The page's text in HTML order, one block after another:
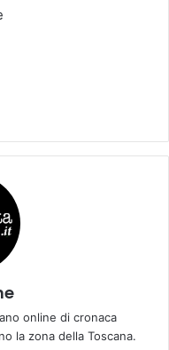
online di cronaca
la zona della Toscana.